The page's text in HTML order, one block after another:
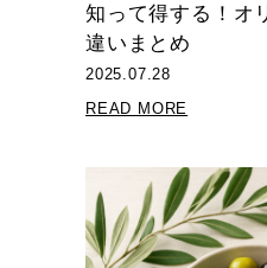
知って得する！オ
違いまとめ
2025.07.28
READ MORE